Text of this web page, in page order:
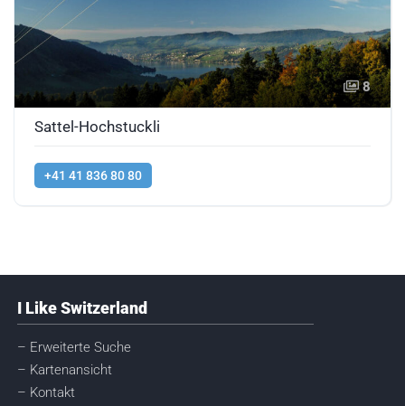
8
Sattel-Hochstuckli
+41 41 836 80 80
I Like Switzerland
– Erweiterte Suche
– Kartenansicht
– Kontakt